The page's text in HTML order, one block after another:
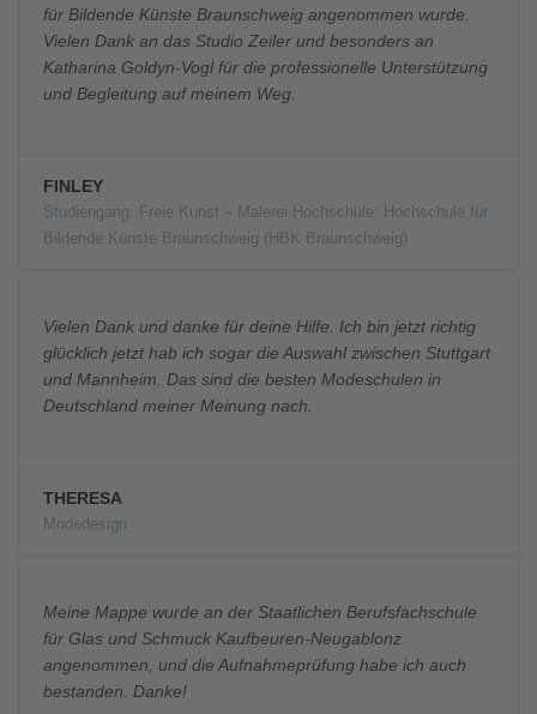
für Bildende Künste Braunschweig angenommen wurde.
Vielen Dank an das Studio Zeiler und besonders an
Katharina Goldyn-Vogl für die professionelle Unterstützung
und Begleitung auf meinem Weg.
FINLEY
Studiengang: Freie Kunst – Malerei Hochschule: Hochschule für
Bildende Künste Braunschweig (HBK Braunschweig)
Vielen Dank und danke für deine Hilfe. Ich bin jetzt richtig
glücklich jetzt hab ich sogar die Auswahl zwischen Stuttgart
und Mannheim. Das sind die besten Modeschulen in
Deutschland meiner Meinung nach.
THERESA
Modedesign
Meine Mappe wurde an der Staatlichen Berufsfachschule
für Glas und Schmuck Kaufbeuren-Neugablonz
angenommen, und die Aufnahmeprüfung habe ich auch
bestanden. Danke!